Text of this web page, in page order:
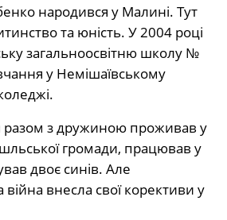
народився у Малині. Тут
та юність. У 2004 році
загальноосвітню школу №
у Немішаївському
разом з дружиною проживав у
громади, працював у
двоє синів. Але
внесла свої корективи у